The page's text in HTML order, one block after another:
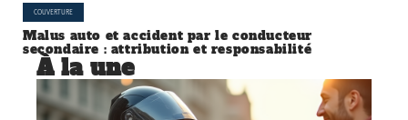
COUVERTURE
Malus auto et accident par le conducteur
secondaire : attribution et responsabilité
À la une